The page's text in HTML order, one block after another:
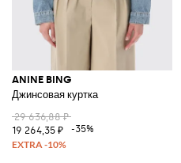
ANINE BING
Джинсовая куртка
29 636,88 ₽
19 264,35 ₽
-35%